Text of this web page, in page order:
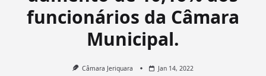
funcionários da Câmara
Municipal.
Câmara Jeriquara Jan 14, 2022